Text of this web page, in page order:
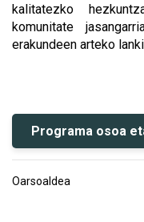
kalitatezko
komunitate
erakundeen arteko
Programa osoa
Oarsoaldea